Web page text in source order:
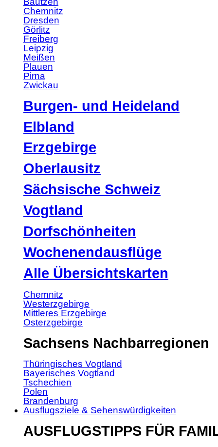
Chemnitz
Dresden
Görlitz
Freiberg
Leipzig
Meißen
Plauen
Pirna
Zwickau
Burgen- und Heideland
Elbland
Erzgebirge
Oberlausitz
Sächsische Schweiz
Vogtland
Dorfschönheiten
Wochenendausflüge
Alle Übersichtskarten
Chemnitz
Westerzgebirge
Mittleres Erzgebirge
Osterzgebirge
Sachsens Nachbarregionen
Thüringisches Vogtland
Bayerisches Vogtland
Tschechien
Polen
Brandenburg
Ausflugsziele & Sehenswürdigkeiten
AUSFLUGSTIPPS FÜR